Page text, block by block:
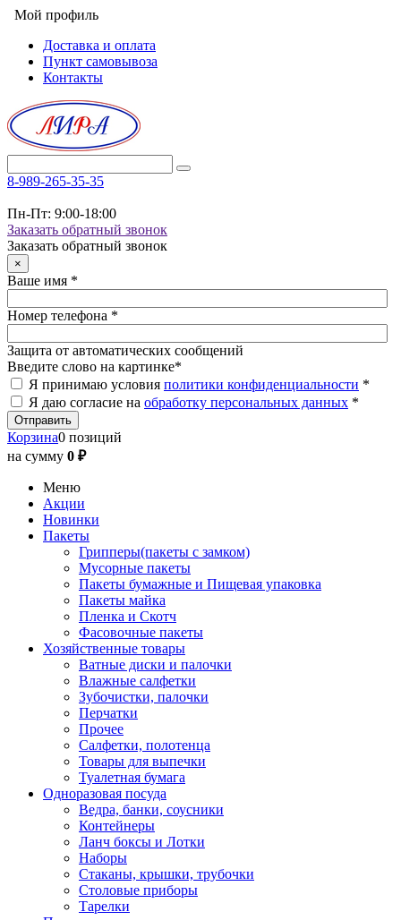
Мой профиль
Доставка и оплата
Пункт самовывоза
Контакты
8-989-265-35-35
Пн-Пт: 9:00-18:00
Заказать обратный звонок
Заказать обратный звонок
×
Ваше имя *
Номер телефона *
Защита от автоматических сообщений
Введите слово на картинке*
Я принимаю условия политики конфиденциальности *
Я даю согласие на обработку персональных данных *
Корзина0 позиций
на сумму 0 ₽
Меню
Акции
Новинки
Пакеты
Грипперы(пакеты с замком)
Мусорные пакеты
Пакеты бумажные и Пищевая упаковка
Пакеты майка
Пленка и Скотч
Фасовочные пакеты
Хозяйственные товары
Ватные диски и палочки
Влажные салфетки
Зубочистки, палочки
Перчатки
Прочее
Салфетки, полотенца
Товары для выпечки
Туалетная бумага
Одноразовая посуда
Ведра, банки, соусники
Контейнеры
Ланч боксы и Лотки
Наборы
Стаканы, крышки, трубочки
Столовые приборы
Тарелки